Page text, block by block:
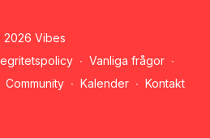
Vibes
∙ Vanliga frågor ∙
Community ∙ Kalender ∙ Kontakt